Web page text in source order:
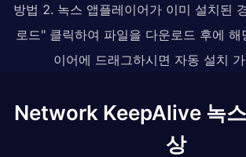
방법 2. 녹스 앱플레이어가 이미 설치된
로드" 클릭하여 파일을 다운로드 후에 해
이어에 드래그하시면 자동 설치
Network KeepAlive 녹
상